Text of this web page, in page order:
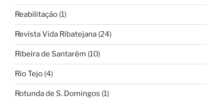
Reabilitação (1)
Revista Vida Ribatejana (24)
Ribeira de Santarém (10)
Rio Tejo (4)
Rotunda de S. Domingos (1)